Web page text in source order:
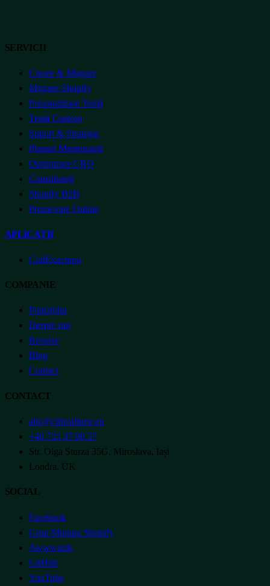
SERVICII
Creare & Migrare
Migrare Shopify
Personalizare Temă
Temă Custom
Suport & Strategie
Planuri Mentenanță
Optimizare CRO
Consultanță
Shopify B2B
Promovare Online
APLICAȚII
CodExactnou
COMPANIE
Portofoliu
Despre noi
Resurse
Blog
Contact
CONTACT
abc@cifresilitere.eu
+40 725 37 00 37
Str. Olga Sturza 35G, Miroslava, Iași
Londra, UK
SOCIAL
Facebook
Grup Migrare Shopify
Awwwards
GitHub
YouTube